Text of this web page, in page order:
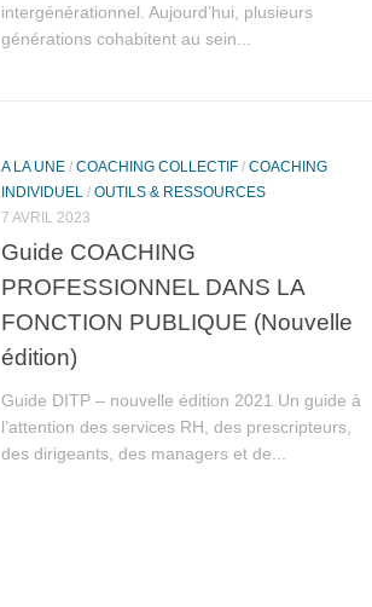
intergénérationnel. Aujourd’hui, plusieurs
générations cohabitent au sein...
A LA UNE / COACHING COLLECTIF / COACHING
INDIVIDUEL / OUTILS & RESSOURCES
7 AVRIL 2023
Guide COACHING
PROFESSIONNEL DANS LA
FONCTION PUBLIQUE (Nouvelle
édition)
Guide DITP – nouvelle édition 2021 Un guide à
l’attention des services RH, des prescripteurs,
des dirigeants, des managers et de...